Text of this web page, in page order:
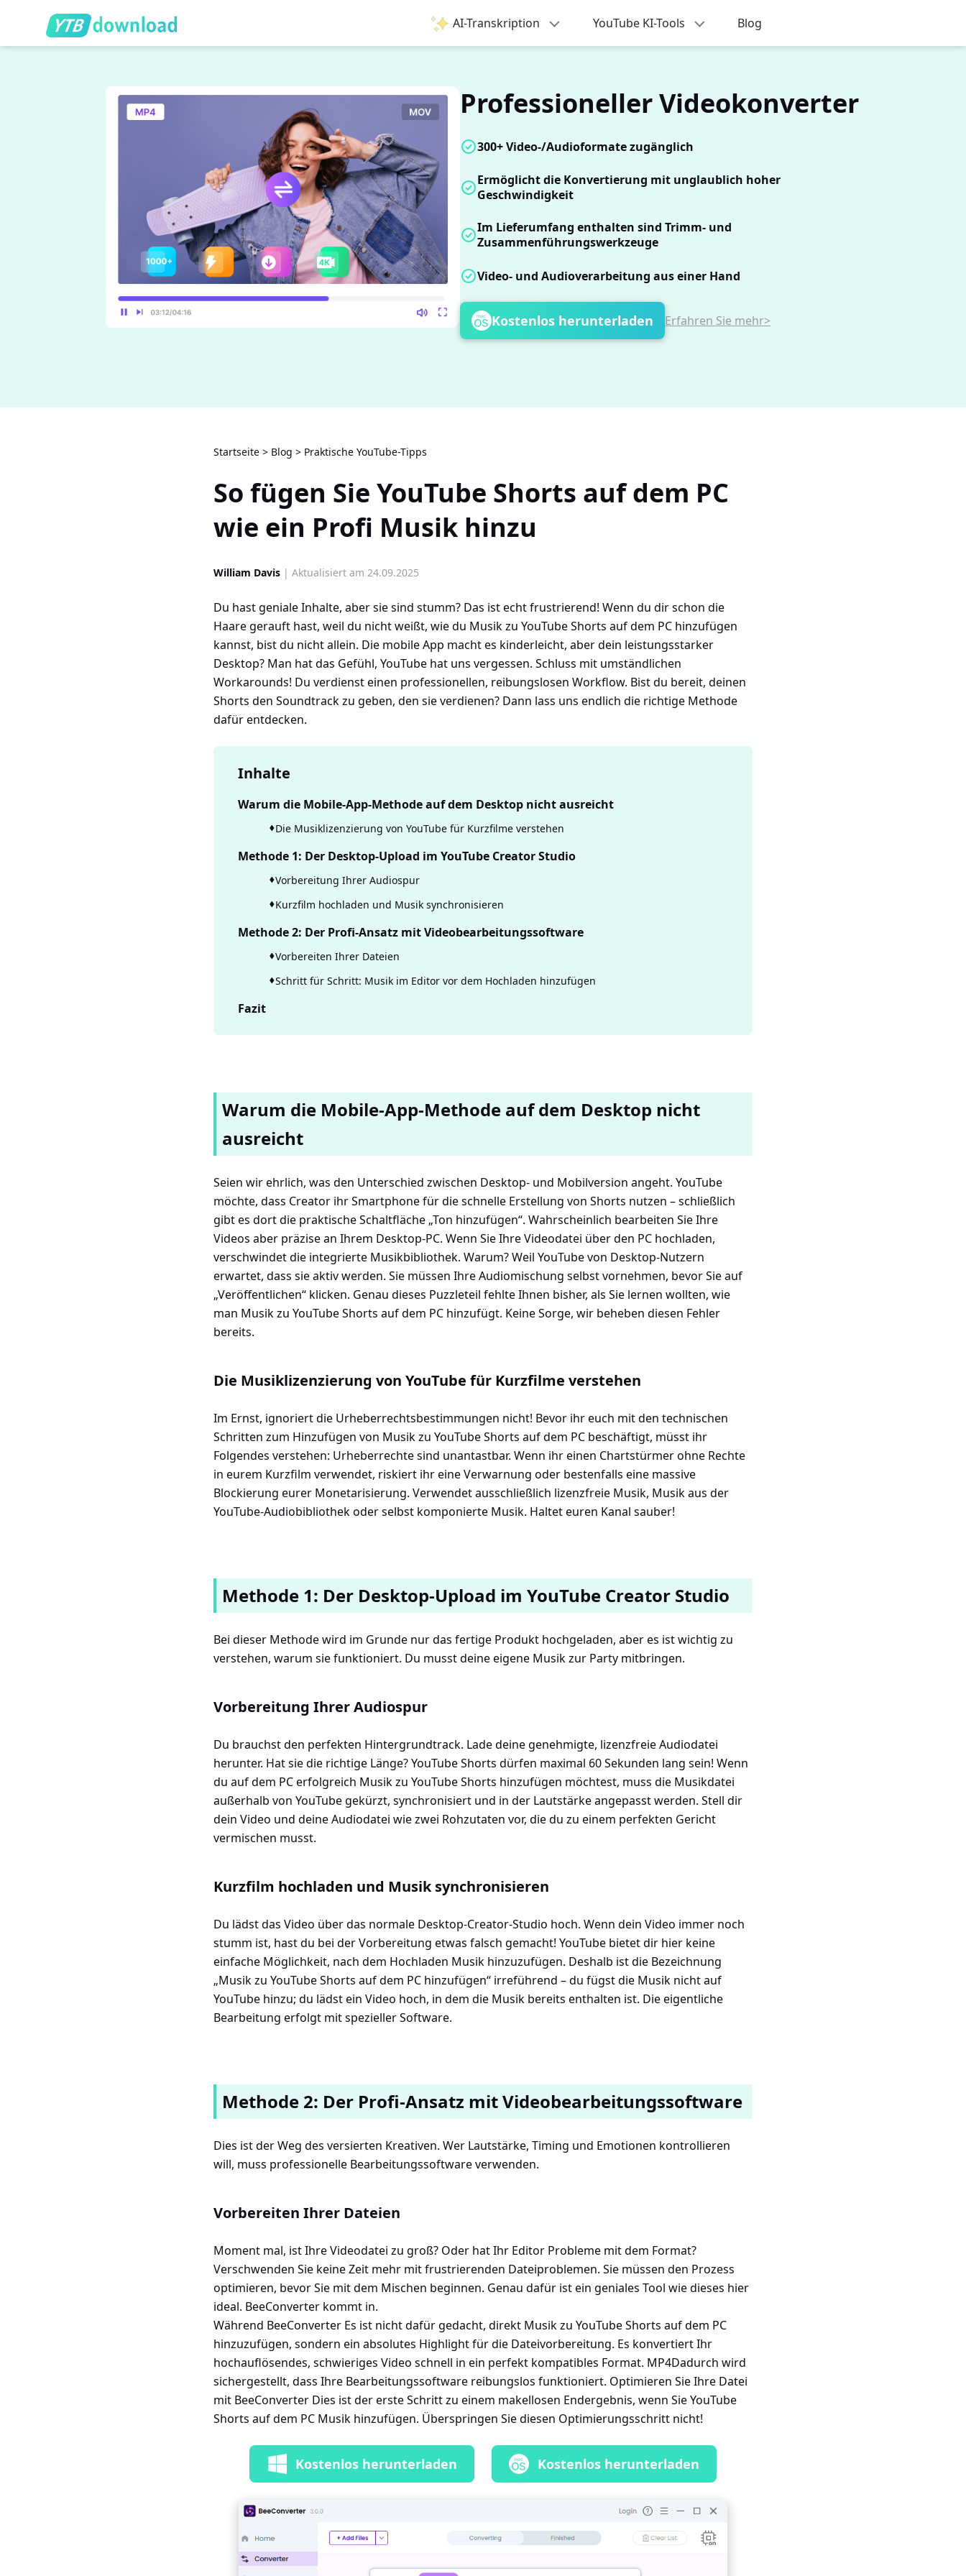
AI-Transkription YouTube KI-Tools Blog
Professioneller Videokonverter
300+ Video-/Audioformate zugänglich
Ermöglicht die Konvertierung mit unglaublich hoher
Geschwindigkeit
Im Lieferumfang enthalten sind Trimm- und
Zusammenführungswerkzeuge
Video- und Audioverarbeitung aus einer Hand
Kostenlos herunterladen Erfahren Sie mehr>
Startseite > Blog > Praktische YouTube-Tipps
So fügen Sie YouTube Shorts auf dem PC
wie ein Profi Musik hinzu
William Davis | Aktualisiert am 24.09.2025
Du hast geniale Inhalte, aber sie sind stumm? Das ist echt frustrierend! Wenn du dir schon die
Haare gerauft hast, weil du nicht weißt, wie du Musik zu YouTube Shorts auf dem PC hinzufügen
kannst, bist du nicht allein. Die mobile App macht es kinderleicht, aber dein leistungsstarker
Desktop? Man hat das Gefühl, YouTube hat uns vergessen. Schluss mit umständlichen
Workarounds! Du verdienst einen professionellen, reibungslosen Workflow. Bist du bereit, deinen
Shorts den Soundtrack zu geben, den sie verdienen? Dann lass uns endlich die richtige Methode
dafür entdecken.
Inhalte
Warum die Mobile-App-Methode auf dem Desktop nicht ausreicht
Die Musiklizenzierung von YouTube für Kurzfilme verstehen
Methode 1: Der Desktop-Upload im YouTube Creator Studio
Vorbereitung Ihrer Audiospur
Kurzfilm hochladen und Musik synchronisieren
Methode 2: Der Profi-Ansatz mit Videobearbeitungssoftware
Vorbereiten Ihrer Dateien
Schritt für Schritt: Musik im Editor vor dem Hochladen hinzufügen
Fazit
Warum die Mobile-App-Methode auf dem Desktop nicht
ausreicht
Seien wir ehrlich, was den Unterschied zwischen Desktop- und Mobilversion angeht. YouTube
möchte, dass Creator ihr Smartphone für die schnelle Erstellung von Shorts nutzen – schließlich
gibt es dort die praktische Schaltfläche „Ton hinzufügen“. Wahrscheinlich bearbeiten Sie Ihre
Videos aber präzise an Ihrem Desktop-PC. Wenn Sie Ihre Videodatei über den PC hochladen,
verschwindet die integrierte Musikbibliothek. Warum? Weil YouTube von Desktop-Nutzern
erwartet, dass sie aktiv werden. Sie müssen Ihre Audiomischung selbst vornehmen, bevor Sie auf
„Veröffentlichen“ klicken. Genau dieses Puzzleteil fehlte Ihnen bisher, als Sie lernen wollten, wie
man Musik zu YouTube Shorts auf dem PC hinzufügt. Keine Sorge, wir beheben diesen Fehler
bereits.
Die Musiklizenzierung von YouTube für Kurzfilme verstehen
Im Ernst, ignoriert die Urheberrechtsbestimmungen nicht! Bevor ihr euch mit den technischen
Schritten zum Hinzufügen von Musik zu YouTube Shorts auf dem PC beschäftigt, müsst ihr
Folgendes verstehen: Urheberrechte sind unantastbar. Wenn ihr einen Chartstürmer ohne Rechte
in eurem Kurzfilm verwendet, riskiert ihr eine Verwarnung oder bestenfalls eine massive
Blockierung eurer Monetarisierung. Verwendet ausschließlich lizenzfreie Musik, Musik aus der
YouTube-Audiobibliothek oder selbst komponierte Musik. Haltet euren Kanal sauber!
Methode 1: Der Desktop-Upload im YouTube Creator Studio
Bei dieser Methode wird im Grunde nur das fertige Produkt hochgeladen, aber es ist wichtig zu
verstehen, warum sie funktioniert. Du musst deine eigene Musik zur Party mitbringen.
Vorbereitung Ihrer Audiospur
Du brauchst den perfekten Hintergrundtrack. Lade deine genehmigte, lizenzfreie Audiodatei
herunter. Hat sie die richtige Länge? YouTube Shorts dürfen maximal 60 Sekunden lang sein! Wenn
du auf dem PC erfolgreich Musik zu YouTube Shorts hinzufügen möchtest, muss die Musikdatei
außerhalb von YouTube gekürzt, synchronisiert und in der Lautstärke angepasst werden. Stell dir
dein Video und deine Audiodatei wie zwei Rohzutaten vor, die du zu einem perfekten Gericht
vermischen musst.
Kurzfilm hochladen und Musik synchronisieren
Du lädst das Video über das normale Desktop-Creator-Studio hoch. Wenn dein Video immer noch
stumm ist, hast du bei der Vorbereitung etwas falsch gemacht! YouTube bietet dir hier keine
einfache Möglichkeit, nach dem Hochladen Musik hinzuzufügen. Deshalb ist die Bezeichnung
„Musik zu YouTube Shorts auf dem PC hinzufügen“ irreführend – du fügst die Musik nicht auf
YouTube hinzu; du lädst ein Video hoch, in dem die Musik bereits enthalten ist. Die eigentliche
Bearbeitung erfolgt mit spezieller Software.
Methode 2: Der Profi-Ansatz mit Videobearbeitungssoftware
Dies ist der Weg des versierten Kreativen. Wer Lautstärke, Timing und Emotionen kontrollieren
will, muss professionelle Bearbeitungssoftware verwenden.
Vorbereiten Ihrer Dateien
Moment mal, ist Ihre Videodatei zu groß? Oder hat Ihr Editor Probleme mit dem Format?
Verschwenden Sie keine Zeit mehr mit frustrierenden Dateiproblemen. Sie müssen den Prozess
optimieren, bevor Sie mit dem Mischen beginnen. Genau dafür ist ein geniales Tool wie dieses hier
ideal. BeeConverter kommt in.
Während BeeConverter Es ist nicht dafür gedacht, direkt Musik zu YouTube Shorts auf dem PC
hinzuzufügen, sondern ein absolutes Highlight für die Dateivorbereitung. Es konvertiert Ihr
hochauflösendes, schwieriges Video schnell in ein perfekt kompatibles Format. MP4Dadurch wird
sichergestellt, dass Ihre Bearbeitungssoftware reibungslos funktioniert. Optimieren Sie Ihre Datei
mit BeeConverter Dies ist der erste Schritt zu einem makellosen Endergebnis, wenn Sie YouTube
Shorts auf dem PC Musik hinzufügen. Überspringen Sie diesen Optimierungsschritt nicht!
Kostenlos herunterladen Kostenlos herunterladen